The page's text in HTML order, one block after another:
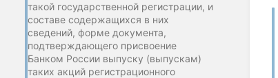
такой государственной регистрации, и
составе содержащихся в них
сведений, форме документа,
подтверждающего присвоение
Банком России выпуску (выпускам)
таких акций регистрационного